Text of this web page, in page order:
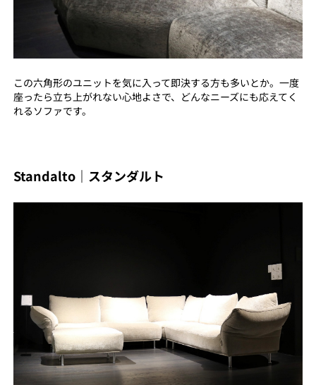
この六角形のユニットを気に入って即決する方も多いとか。一度
座ったら立ち上がれない心地よさで、どんなニーズにも応えてく
れるソファです。
Standalto｜スタンダルト